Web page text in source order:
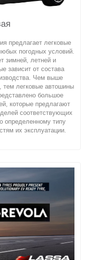
предлагает легковые
погодных условий.
зимней, летней и
зависит от состава
Чем выше
тем легковые автошины
большое
которые предлагают
соответствующих
определенному типу
их эксплуатации.